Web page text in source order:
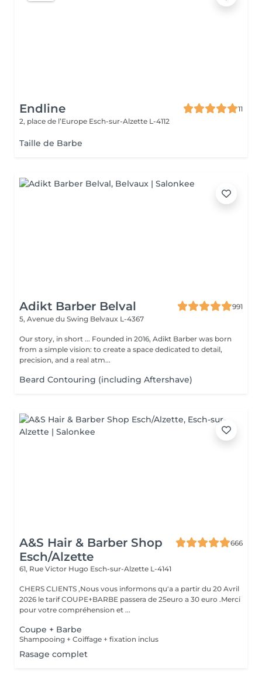
Endline
11
2, place de l’Europe Esch-sur-Alzette L-4112
Taille de Barbe
Adikt Barber Belval
991
5, Avenue du Swing Belvaux L-4367
Our story, in short ... Founded in 2016, Adikt Barber was born
from a simple vision: to create a space dedicated to detail,
precision, and a real atm...
Beard Contouring (including Aftershave)
A&S Hair & Barber Shop
Esch/Alzette
666
61, Rue Victor Hugo Esch-sur-Alzette L-4141
CHERS CLIENTS ,Nous vous informons qu'a a partir du 20 Avril
2026 le tarif COUPE+BARBE passera de 25euro a 30 euro .Merci
pour votre compréhension et ...
Coupe + Barbe
Shampooing + Coiffage + fixation inclus
Rasage complet